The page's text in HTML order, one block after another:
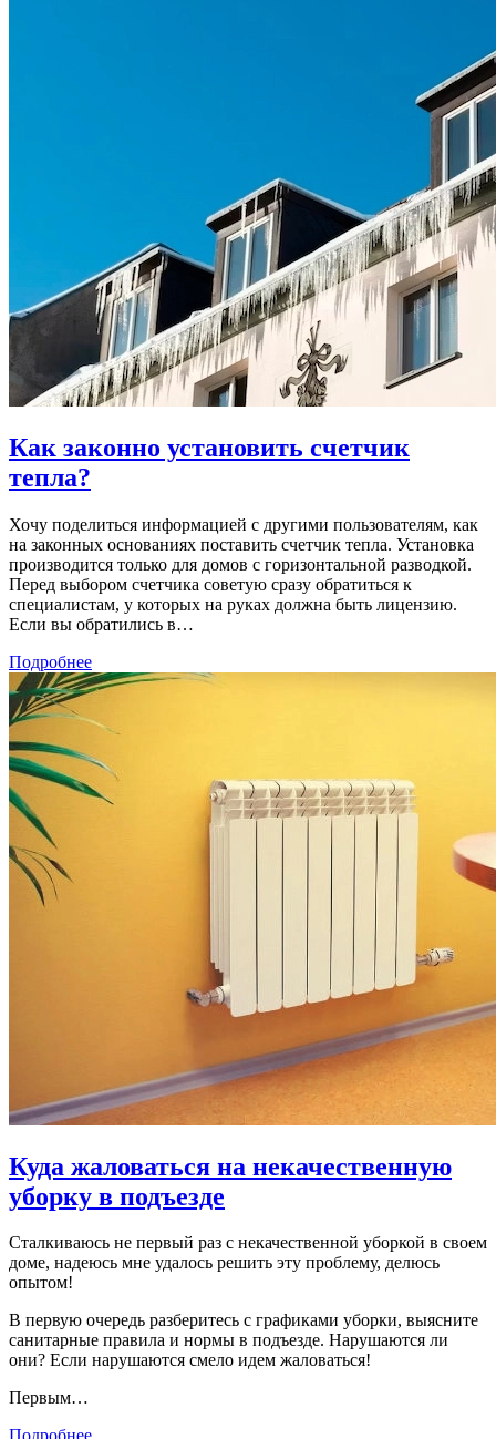
Как законно установить счетчик
тепла?
Хочу поделиться информацией с другими пользователям, как
на законных основаниях поставить счетчик тепла. Установка
производится только для домов с горизонтальной разводкой.
Перед выбором счетчика советую сразу обратиться к
специалистам, у которых на руках должна быть лицензию.
Если вы обратились в…
Подробнее
Куда жаловаться на некачественную
уборку в подъезде
Сталкиваюсь не первый раз с некачественной уборкой в своем
доме, надеюсь мне удалось решить эту проблему, делюсь
опытом!
В первую очередь разберитесь с графиками уборки, выясните
санитарные правила и нормы в подъезде. Нарушаются ли
они? Если нарушаются смело идем жаловаться!
Первым…